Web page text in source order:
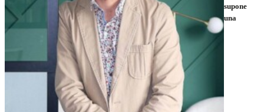
supone
una